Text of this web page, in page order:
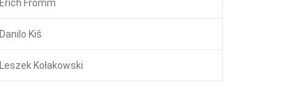
Erich Fromm
Danilo Kiš
Leszek Kołakowski